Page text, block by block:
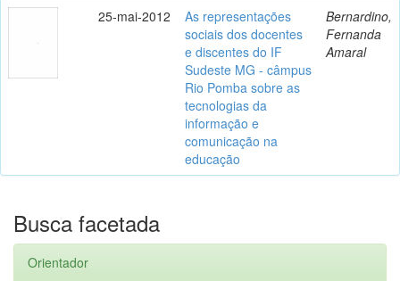
25-mai-2012
As representações
sociais dos docentes
e discentes do IF
Sudeste MG - câmpus
Rio Pomba sobre as
tecnologias da
informação e
comunicação na
educação
Bernardino,
Fernanda
Amaral
Busca facetada
Orientador